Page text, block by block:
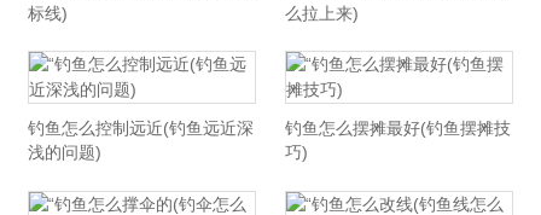
标线)
么拉上来)
钓鱼怎么控制远近(钓鱼远近深
浅的问题)
钓鱼怎么摆摊最好(钓鱼摆摊技
巧)